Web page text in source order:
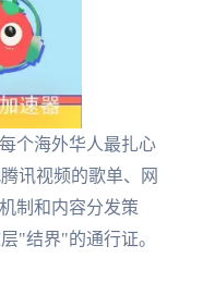
个海外华人最扎心
讯视频的歌单、网
制和内容分发策
"结界"的通行证。